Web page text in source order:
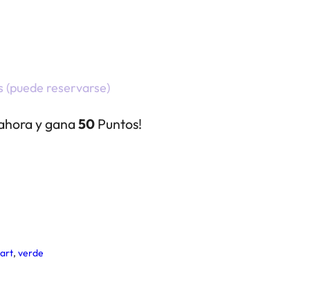
(puede reservarse)
y gana50 Puntos!
,verde